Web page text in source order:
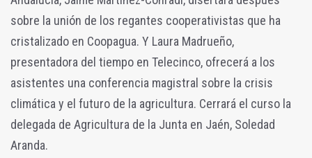
sobre la unión de los regantes cooperativistas que ha
cristalizado en Coopagua. Y Laura Madrueño,
presentadora del tiempo en Telecinco, ofrecerá a los
asistentes una conferencia magistral sobre la crisis
climática y el futuro de la agricultura. Cerrará el curso la
delegada de Agricultura de la Junta en Jaén, Soledad
Aranda.